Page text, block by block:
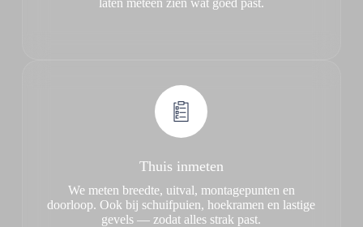
laten meteen zien wat goed past.
Thuis inmeten
We meten breedte, uitval, montagepunten en
doorloop. Ook bij schuifpuien, hoekramen en lastige
gevels — zodat alles strak past.